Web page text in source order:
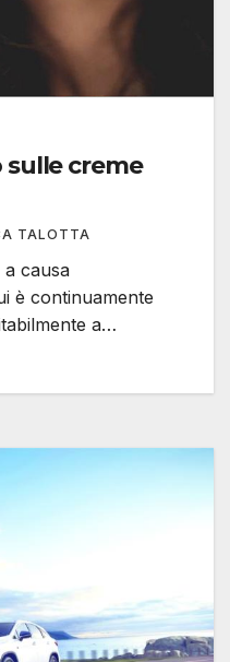
creme
TALOTTA
a causa
è continuamente
a…